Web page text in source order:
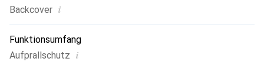
Backcover i
Funktionsumfang
Aufprallschutz i